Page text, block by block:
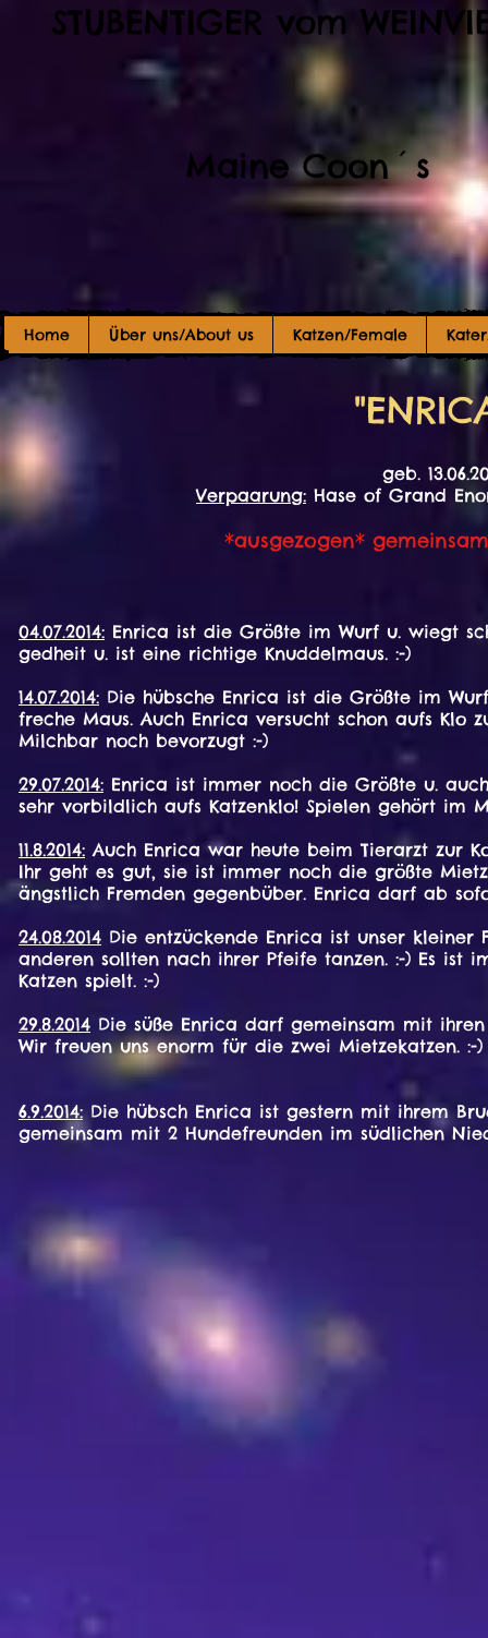
STUBENTIGER vom
Maine Coon´s
Home Über uns/About us Katzen/Female
geb.
Verpaarung: Hase of Grand
*ausgezogen*
04.07.2014: Enrica ist die Größte im Wurf u. wiegt
gedheit u. ist eine richtige Knuddelmaus. :-)
14.07.2014: Die hübsche Enrica ist die Größte im
freche Maus. Auch Enrica versucht schon aufs
Milchbar noch bevorzugt :-)
29.07.2014: Enrica ist immer noch die Größte u.
sehr vorbildlich aufs Katzenklo! Spielen gehört im
11.8.2014: Auch Enrica war heute beim Tierarzt zur
Ihr geht es gut, sie ist immer noch die größte
ängstlich Fremden gegenbüber. Enrica darf ab
24.08.2014 Die entzückende Enrica ist unser
anderen sollten nach ihrer Pfeife tanzen. :-) Es ist
Katzen spielt. :-)
29.8.2014 Die süße Enrica darf gemeinsam mit
Wir freuen uns enorm für die zwei Mietzekatzen. :-)
6.9.2014: Die hübsch Enrica ist gestern mit ihrem
gemeinsam mit 2 Hundefreunden im südlichen